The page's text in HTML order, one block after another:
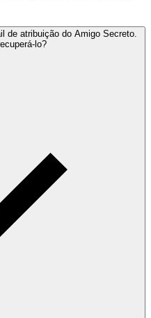
de atribuição do Amigo Secreto.
lo?